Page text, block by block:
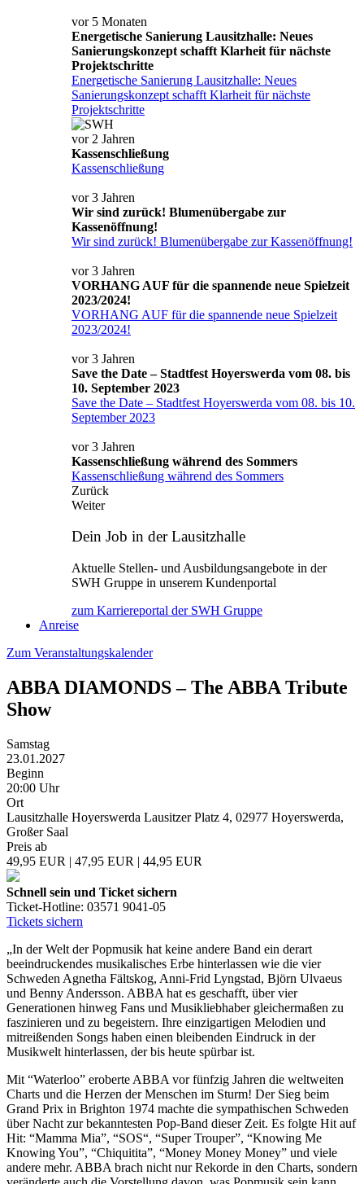
vor 5 Monaten
Energetische Sanierung Lausitzhalle: Neues
Sanierungskonzept schafft Klarheit für nächste
Projektschritte
Energetische Sanierung Lausitzhalle: Neues
Sanierungskonzept schafft Klarheit für nächste
Projektschritte
vor 2 Jahren
Kassenschließung
Kassenschließung
vor 3 Jahren
Wir sind zurück! Blumenübergabe zur
Kassenöffnung!
Wir sind zurück! Blumenübergabe zur Kassenöffnung!
vor 3 Jahren
VORHANG AUF für die spannende neue Spielzeit
2023/2024!
VORHANG AUF für die spannende neue Spielzeit
2023/2024!
vor 3 Jahren
Save the Date – Stadtfest Hoyerswerda vom 08. bis
10. September 2023
Save the Date – Stadtfest Hoyerswerda vom 08. bis 10.
September 2023
vor 3 Jahren
Kassenschließung während des Sommers
Kassenschließung während des Sommers
Zurück
Weiter
Dein Job in der Lausitzhalle
Aktuelle Stellen- und Ausbildungsangebote in der
SWH Gruppe in unserem Kundenportal
zum Karriereportal der SWH Gruppe
Anreise
Zum Veranstaltungskalender
ABBA DIAMONDS – The ABBA Tribute
Show
Samstag
23.01.2027
Beginn
20:00 Uhr
Ort
Lausitzhalle Hoyerswerda Lausitzer Platz 4, 02977 Hoyerswerda,
Großer Saal
Preis ab
49,95 EUR | 47,95 EUR | 44,95 EUR
Schnell sein und Ticket sichern
Ticket-Hotline: 03571 9041-05
Tickets sichern
„In der Welt der Popmusik hat keine andere Band ein derart
beeindruckendes musikalisches Erbe hinterlassen wie die vier
Schweden Agnetha Fältskog, Anni-Frid Lyngstad, Björn Ulvaeus
und Benny Andersson. ABBA hat es geschafft, über vier
Generationen hinweg Fans und Musikliebhaber gleichermaßen zu
faszinieren und zu begeistern. Ihre einzigartigen Melodien und
mitreißenden Songs haben einen bleibenden Eindruck in der
Musikwelt hinterlassen, der bis heute spürbar ist.
Mit “Waterloo” eroberte ABBA vor fünfzig Jahren die weltweiten
Charts und die Herzen der Menschen im Sturm! Der Sieg beim
Grand Prix in Brighton 1974 machte die sympathischen Schweden
über Nacht zur bekanntesten Pop-Band dieser Zeit. Es folgte Hit auf
Hit: “Mamma Mia”, “SOS“, “Super Trouper”, “Knowing Me
Knowing You”, “Chiquitita”, “Money Money Money” und viele
andere mehr. ABBA brach nicht nur Rekorde in den Charts, sondern